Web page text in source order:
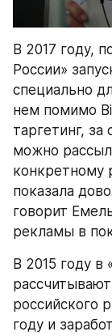
В 2017 году,
России»
специально
нем помимо
таргетинг,
можно
конкретному
показала
говорит
рекламы в
В 2015 году в
российского
году и